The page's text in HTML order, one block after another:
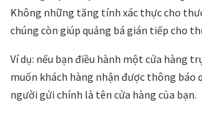
Không những tăng tính xác thực cho
chúng còn giúp quảng bá gián tiếp cho
Ví dụ: nếu bạn điều hành một cửa hàng
muốn khách hàng nhận được thông báo
người gửi chính là tên cửa hàng của bạn.